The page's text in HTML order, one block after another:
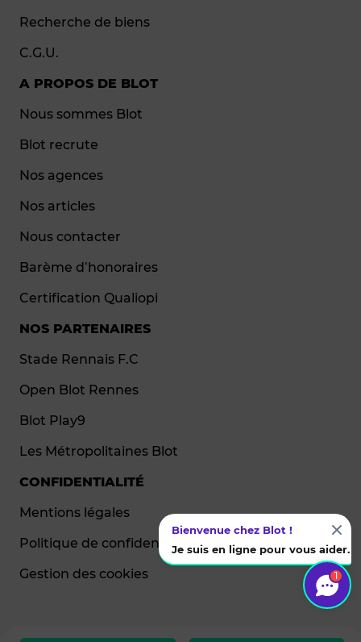
Recherche de biens
C.G.U.
A PROPOS DE BLOT
Nous sommes Blot
Blot recrute
Nos agences
Nos articles
Nous contacter
Barème d’honoraires
Certification Qualiopi
NOS PARTENAIRES
Stade Rennais F.C
Open Blot Rennes
Blot Play9
Les Métropolitaines Blot
CONFIDENTIALITÉ
Mentions légales
Politique de confidentialité
Gestion des cookies
1
Bienvenue chez Blot !
Je suis en ligne pour vous aider.